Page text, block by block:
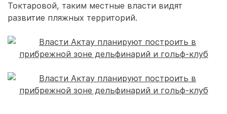
Токтаровой, таким местные власти видят
развитие пляжных территорий.